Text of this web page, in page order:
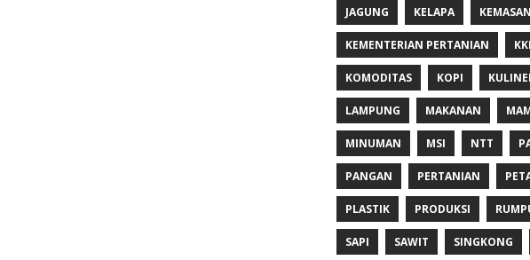
JAGUNG KELAPA KEMASAN
KEMENTERIAN PERTANIAN
KOMODITAS KOPI
LAMPUNG MAKANAN
MINUMAN MSI NTT
PANGAN PERTANIAN
PLASTIK PRODUKSI
SAPI SAWIT SINGKONG